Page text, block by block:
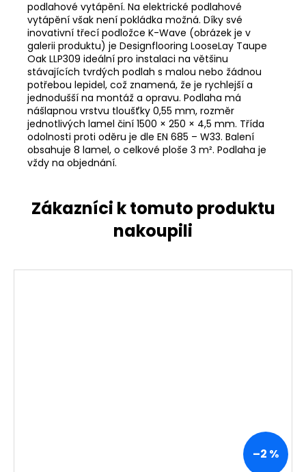
podlahové vytápění. Na elektrické podlahové
vytápění však není pokládka možná. Díky své
inovativní třecí podložce K-Wave (obrázek je v
galerii produktu) je Designflooring LooseLay Taupe
Oak LLP309 ideální pro instalaci na většinu
stávajících tvrdých podlah s malou nebo žádnou
potřebou lepidel, což znamená, že je rychlejší a
jednodušší na montáž a opravu. Podlaha má
nášlapnou vrstvu tloušťky 0,55 mm, rozměr
jednotlivých lamel činí 1500 × 250 × 4,5 mm. Třída
odolnosti proti oděru je dle EN 685 – W33. Balení
obsahuje 8 lamel, o celkové ploše 3 m². Podlaha je
vždy na objednání.
–2 %